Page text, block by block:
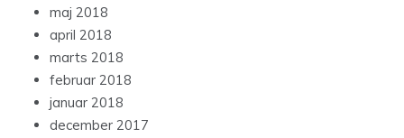
maj 2018
april 2018
marts 2018
februar 2018
januar 2018
december 2017